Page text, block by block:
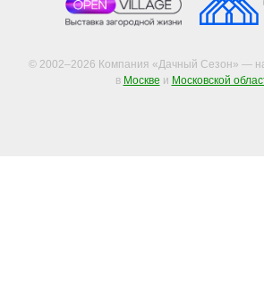
© 2002–2026 Компания «Дачный Сезон» —
в Москве и Московской